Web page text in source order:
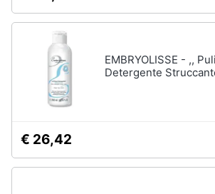
EMBRYOLISSE - ,,
Detergente
€ 26,42